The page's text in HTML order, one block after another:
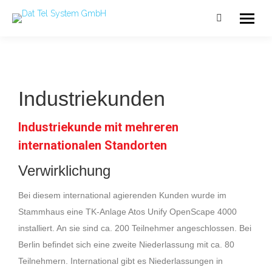
Industriekunden
Industriekunde mit mehreren
internationalen Standorten
Verwirklichung
Bei diesem international agierenden Kunden wurde im
Stammhaus eine TK-Anlage Atos Unify OpenScape 4000
installiert. An sie sind ca. 200 Teilnehmer angeschlossen. Bei
Berlin befindet sich eine zweite Niederlassung mit ca. 80
Teilnehmern. International gibt es Niederlassungen in